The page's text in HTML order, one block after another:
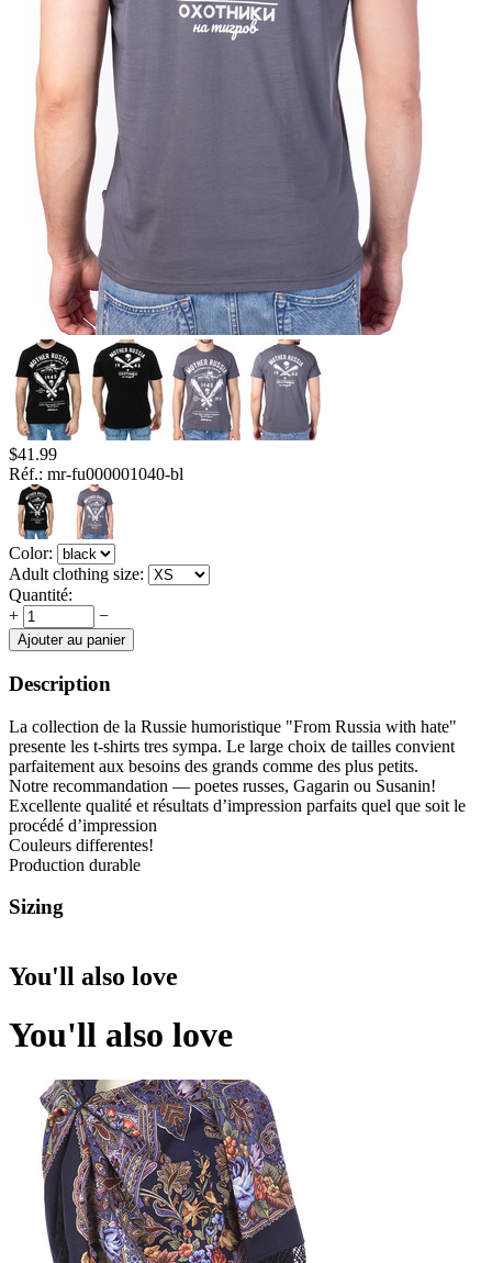
$41.99
Réf.: mr-fu000001040-bl
Color:
Adult clothing size:
Quantité:
+
−
Ajouter au panier
Description
La collection de la Russie humoristique "From Russia with hate"
presente les t-shirts tres sympa. Le large choix de tailles convient
parfaitement aux besoins des grands comme des plus petits.
Notre recommandation — poetes russes, Gagarin ou Susanin!
Excellente qualité et résultats d’impression parfaits quel que soit le
procédé d’impression
Couleurs differentes!
Production durable
Sizing
You'll also love
You'll also love